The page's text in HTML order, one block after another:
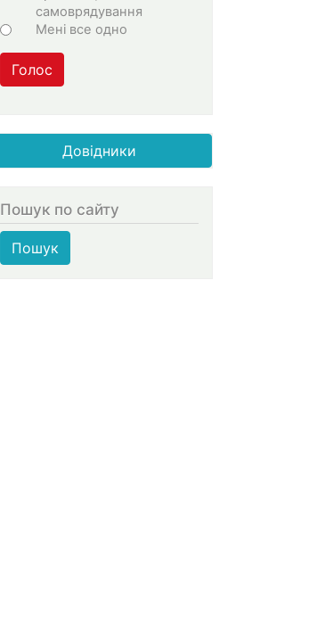
самоврядування
Мені все одно
Голос
Довідники
Пошук по сайту
Пошук